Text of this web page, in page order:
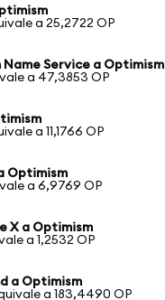
a 25,2722 OP
Name Service a Optimism
a 47,3853 OP
a 11,1766 OP
Optimism
a 6,9769 OP
X a Optimism
a 1,2532 OP
a Optimism
a 183,4490 OP